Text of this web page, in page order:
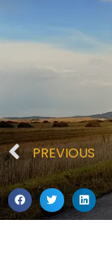
PREVIOUS